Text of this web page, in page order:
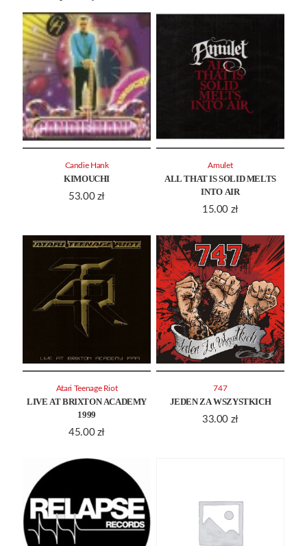
KIMOUCHI
53.00 zł
Candie Hank
ALL THAT IS SOLID MELTS
INTO AIR
15.00 zł
Amulet
LIVE AT BRIXTON ACADEMY
1999
45.00 zł
Atari Teenage Riot
JEDEN ZA WSZYSTKICH
33.00 zł
747